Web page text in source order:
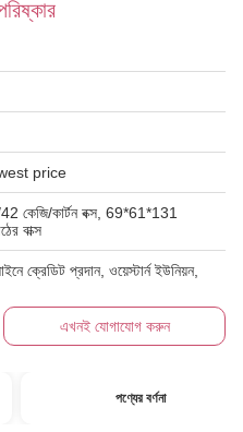
price
কেজি/কার্টন বক্স, 69*61*131
বাক্স
ক্রেডিট প্রদান, ওয়েস্টার্ন ইউনিয়ন,
এখনই যোগাযোগ করুন
পণ্যের বর্ণনা